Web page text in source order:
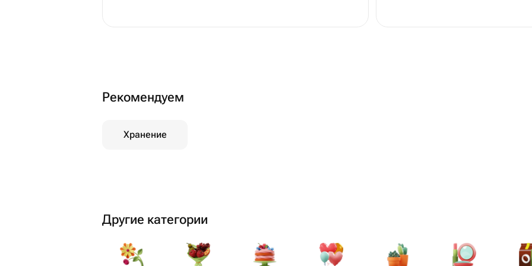
Рекомендуем
Хранение
Другие категории